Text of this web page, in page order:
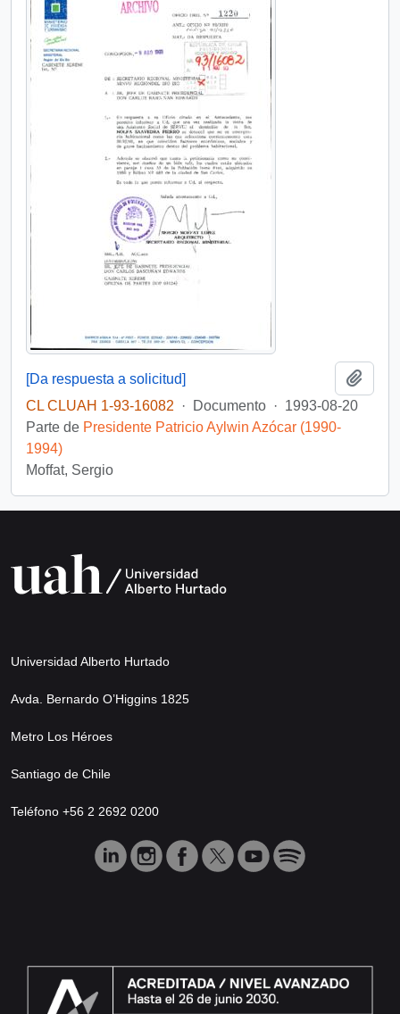
[Da respuesta a solicitud]
CL CLUAH 1-93-16082
· Documento · 1993-08-20
Parte de Presidente Patricio Aylwin Azócar (1990-
1994)
Moffat, Sergio
Universidad Alberto Hurtado
Avda. Bernardo O’Higgins 1825
Metro Los Héroes
Santiago de Chile
Teléfono +56 2 2692 0200